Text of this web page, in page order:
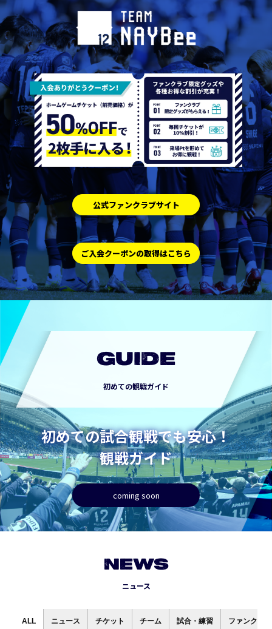
公式ファンクラブサイト
ご入会クーポンの取得はこちら
GUIDE
初めての観戦ガイド
初めての試合観戦でも安心！
観戦ガイド
coming soon
NEWS
ニュース
ALL ニュース チケット チーム 試合・練習 ファンクラブ